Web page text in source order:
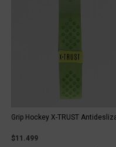
Grip Hockey X-TRUST
$11.499